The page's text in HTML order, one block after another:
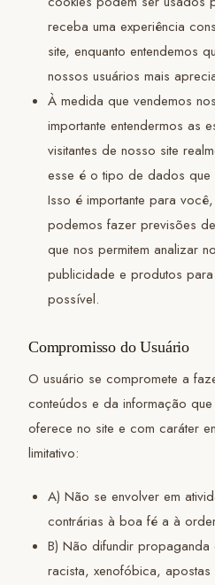
receba uma experiência
site, enquanto entendemos
nossos usuários mais
À medida que vendemos
importante entendermos as
visitantes de nosso site
esse é o tipo de dados que
Isso é importante para
podemos fazer previsões
que nos permitem analizar
publicidade e produtos
possível.
Compromisso do Usuário
O usuário se compromete a
conteúdos e da informação
oferece no site e com caráter
limitativo:
A) Não se envolver em
contrárias à boa fé a à
B) Não difundir
racista, xenofóbica,